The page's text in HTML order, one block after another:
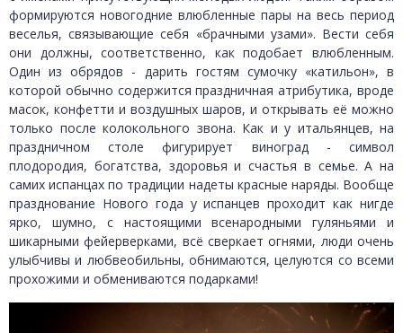
формируются новогодние влюбленные пары на весь период
веселья, связывающие себя «брачными узами». Вести себя
они должны, соответственно, как подобает влюбленным.
Один из обрядов - дарить гостям сумочку «катильон», в
которой обычно содержится праздничная атрибутика, вроде
масок, конфетти и воздушных шаров, и открывать её можно
только после колокольного звона. Как и у итальянцев, на
праздничном столе фигурирует виноград - символ
плодородия, богатства, здоровья и счастья в семье. А на
самих испанцах по традиции надеты красные наряды. Вообще
празднование Нового года у испанцев проходит как нигде
ярко, шумно, с настоящими всенародными гуляньями и
шикарными фейерверками, всё сверкает огнями, люди очень
улыбчивы и любвеобильны, обнимаются, целуются со всеми
прохожими и обмениваются подарками!